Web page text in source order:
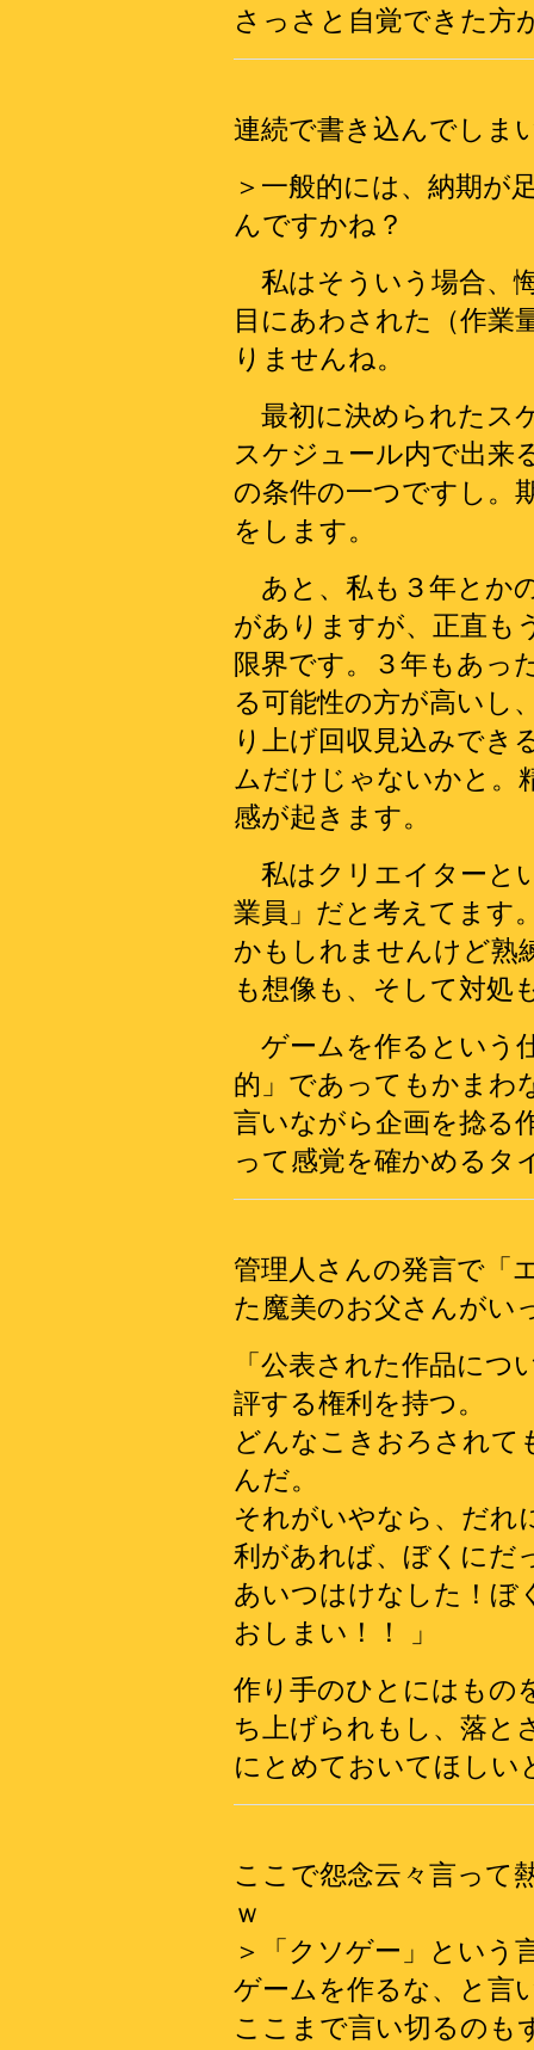
さっさと自覚できた方
連続で書き込んでしま
＞一般的には、納期が
んですかね？
私はそういう場合、
目にあわされた（作業
りませんね。
最初に決められたス
スケジュール内で出来
の条件の一つですし。
をします。
あと、私も３年とか
がありますが、正直も
限界です。３年もあっ
る可能性の方が高いし
り上げ回収見込みでき
ムだけじゃないかと。
感が起きます。
私はクリエイターと
業員」だと考えてます
かもしれませんけど熟
も想像も、そして対処
ゲームを作るという
的」であってもかまわ
言いながら企画を捻る
って感覚を確かめるタ
管理人さんの発言で「
た魔美のお父さんがい
「公表された作品に
評する権利を持つ。
どんなこきおろされて
んだ。
それがいやなら、だれ
利があれば、ぼくにだ
あいつはけなした！ぼ
おしまい！！ 」
作り手のひとにはもの
ち上げられもし、落と
にとめておいてほしい
ここで怨念云々言って
ｗ
＞「クソゲー」という
ゲームを作るな、と言
ここまで言い切るのも